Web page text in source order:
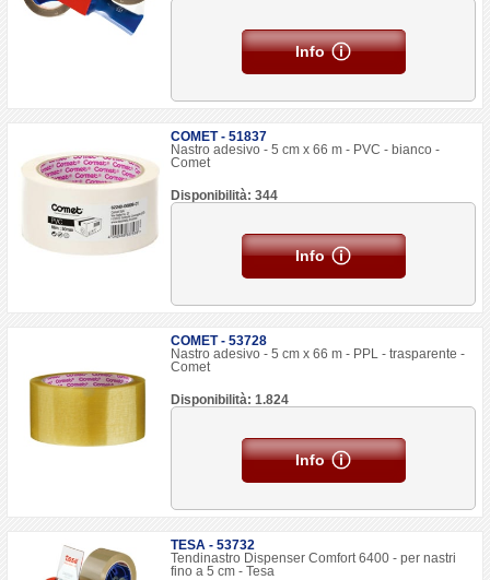
Info
COMET - 51837
Nastro adesivo - 5 cm x 66 m - PVC - bianco -
Comet
Disponibilità: 344
Info
COMET - 53728
Nastro adesivo - 5 cm x 66 m - PPL - trasparente -
Comet
Disponibilità: 1.824
Info
TESA - 53732
Tendinastro Dispenser Comfort 6400 - per nastri
fino a 5 cm - Tesa